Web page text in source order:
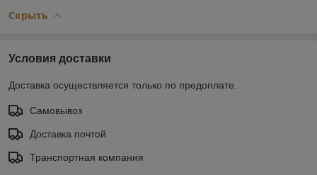
Скрыть
Условия доставки
Доставка осуществляется только по предоплате.
Самовывоз
Доставка почтой
Транспортная компания